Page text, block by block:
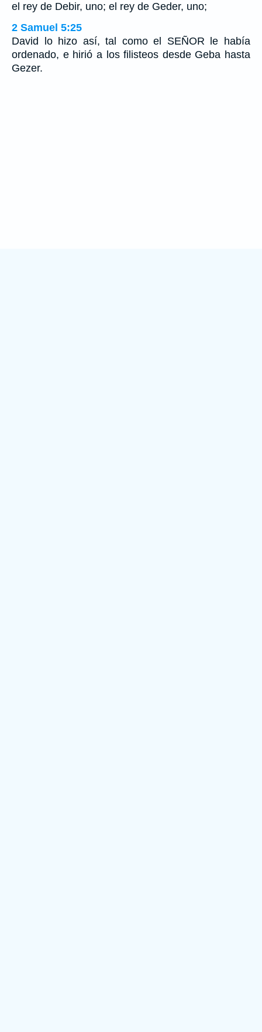
el rey de Debir, uno; el rey de Geder, uno;
2 Samuel 5:25
David lo hizo así, tal como el SEÑOR le había
ordenado, e hirió a los filisteos desde Geba hasta
Gezer.